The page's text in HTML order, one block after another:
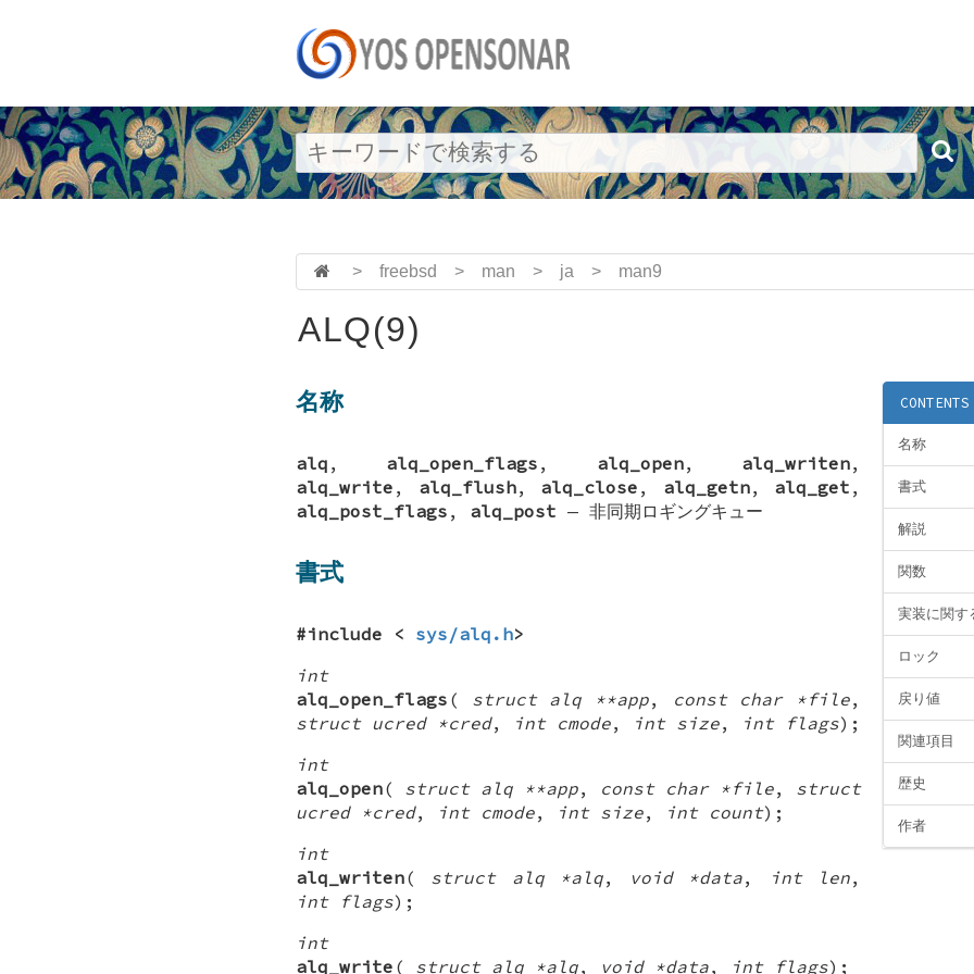
> freebsd > man > ja > man9
ALQ(9)
CONTENTS
名称
書式
解説
関数
実装に関す
ロック
戻り値
関連項目
歴史
作者
名称
alq , alq_open_flags , alq_open, alq_writen,
alq_write , alq_flush, alq_close , alq_getn, alq_get ,
alq_post_flags , alq_post — 非同期ロギングキュー
書式
#include < sys/alq.h>
int
alq_open_flags ( struct alq **app, const char *file,
struct ucred *cred, int cmode, int size, int flags);
int
alq_open( struct alq **app, const char *file, struct
ucred *cred, int cmode, int size, int count);
int
alq_writen( struct alq *alq, void *data, int len,
int flags);
int
alq_write ( struct alq *alq, void *data, int flags);